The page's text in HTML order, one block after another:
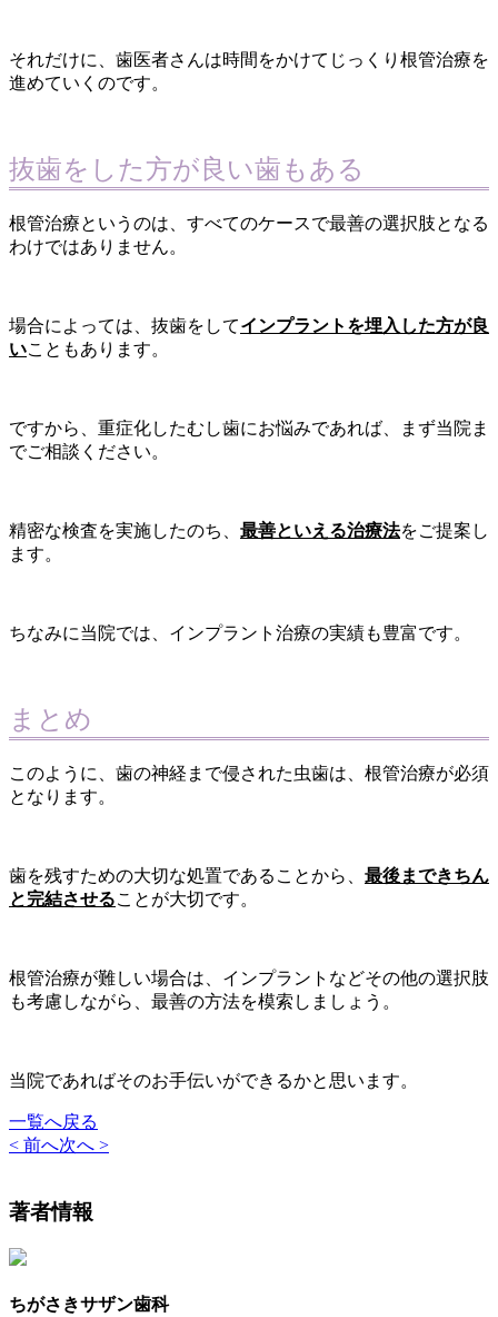
それだけに、歯医者さんは時間をかけてじっくり根管治療を
進めていくのです。
抜歯をした方が良い歯もある
根管治療というのは、すべてのケースで最善の選択肢となる
わけではありません。
場合によっては、抜歯をしてインプラントを埋入した方が良
いこともあります。
ですから、重症化したむし歯にお悩みであれば、まず当院ま
でご相談ください。
精密な検査を実施したのち、 最善といえる治療法をご提案し
ます。
ちなみに当院では、インプラント治療の実績も豊富です。
まとめ
このように、歯の神経まで侵された虫歯は、根管治療が必須
となります。
歯を残すための大切な処置であることから、 最後まできちん
と完結させることが大切です。
根管治療が難しい場合は、インプラントなどその他の選択肢
も考慮しながら、最善の方法を模索しましょう。
当院であればそのお手伝いができるかと思います。
一覧へ戻る
< 前へ次へ >
著者情報
ちがさきサザン歯科